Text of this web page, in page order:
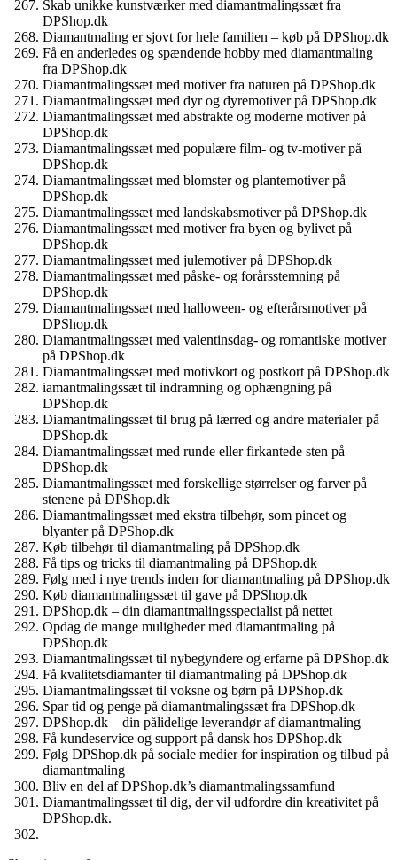
Skab unikke kunstværker med diamantmalingssæt fra
DPShop.dk
Diamantmaling er sjovt for hele familien – køb på DPShop.dk
Få en anderledes og spændende hobby med diamantmaling
fra DPShop.dk
Diamantmalingssæt med motiver fra naturen på DPShop.dk
Diamantmalingssæt med dyr og dyremotiver på DPShop.dk
Diamantmalingssæt med abstrakte og moderne motiver på
DPShop.dk
Diamantmalingssæt med populære film- og tv-motiver på
DPShop.dk
Diamantmalingssæt med blomster og plantemotiver på
DPShop.dk
Diamantmalingssæt med landskabsmotiver på DPShop.dk
Diamantmalingssæt med motiver fra byen og bylivet på
DPShop.dk
Diamantmalingssæt med julemotiver på DPShop.dk
Diamantmalingssæt med påske- og forårsstemning på
DPShop.dk
Diamantmalingssæt med halloween- og efterårsmotiver på
DPShop.dk
Diamantmalingssæt med valentinsdag- og romantiske motiver
på DPShop.dk
Diamantmalingssæt med motivkort og postkort på DPShop.dk
iamantmalingssæt til indramning og ophængning på
DPShop.dk
Diamantmalingssæt til brug på lærred og andre materialer på
DPShop.dk
Diamantmalingssæt med runde eller firkantede sten på
DPShop.dk
Diamantmalingssæt med forskellige størrelser og farver på
stenene på DPShop.dk
Diamantmalingssæt med ekstra tilbehør, som pincet og
blyanter på DPShop.dk
Køb tilbehør til diamantmaling på DPShop.dk
Få tips og tricks til diamantmaling på DPShop.dk
Følg med i nye trends inden for diamantmaling på DPShop.dk
Køb diamantmalingssæt til gave på DPShop.dk
DPShop.dk – din diamantmalingsspecialist på nettet
Opdag de mange muligheder med diamantmaling på
DPShop.dk
Diamantmalingssæt til nybegyndere og erfarne på DPShop.dk
Få kvalitetsdiamanter til diamantmaling på DPShop.dk
Diamantmalingssæt til voksne og børn på DPShop.dk
Spar tid og penge på diamantmalingssæt fra DPShop.dk
DPShop.dk – din pålidelige leverandør af diamantmaling
Få kundeservice og support på dansk hos DPShop.dk
Følg DPShop.dk på sociale medier for inspiration og tilbud på
diamantmaling
Bliv en del af DPShop.dk’s diamantmalingssamfund
Diamantmalingssæt til dig, der vil udfordre din kreativitet på
DPShop.dk.